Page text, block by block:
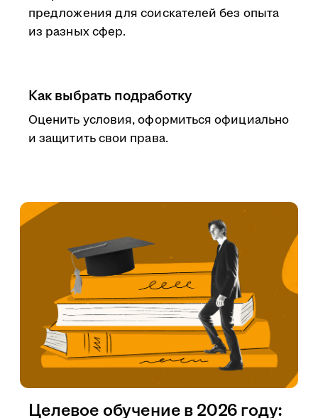
предложения для соискателей без опыта
из разных сфер.
Как выбрать подработку
Оценить условия, оформиться официально
и защитить свои права.
Целевое обучение в 2026 году: